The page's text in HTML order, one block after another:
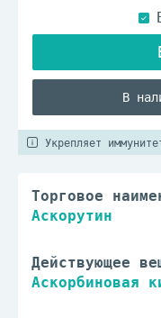
В
Укрепляет
Торговое
Аскорутин
Действующее
Аскорбиновая